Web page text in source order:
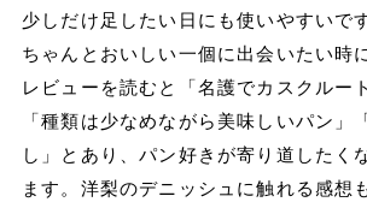
少しだけ足したい日にも使いやすいで
ちゃんとおいしい一個に出会いたい時
レビューを読むと「名護でカスクルー
「種類は少なめながら美味しいパン」
し」とあり、パン好きが寄り道したく
ます。洋梨のデニッシュに触れる感想